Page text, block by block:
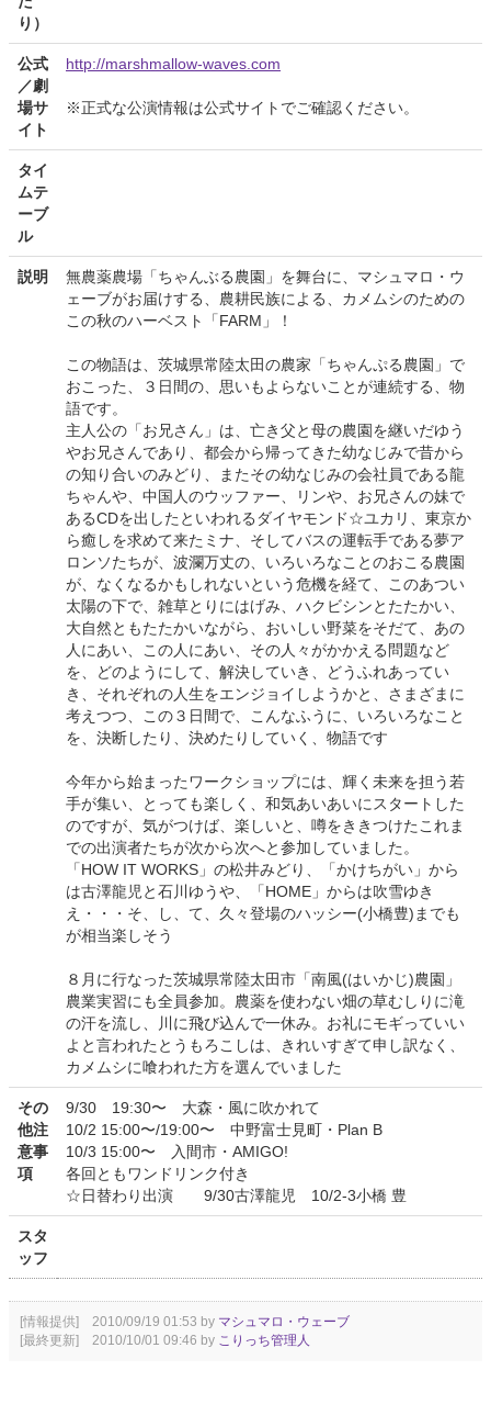
り）
公式
／劇
場サ
イト
http://marshmallow-waves.com
※正式な公演情報は公式サイトでご確認ください。
タイ
ムテ
ーブ
ル
説明
無農薬農場「ちゃんぶる農園」を舞台に、マシュマロ・ウ
ェーブがお届けする、農耕民族による、カメムシのための
この秋のハーベスト「FARM」！
この物語は、茨城県常陸太田の農家「ちゃんぷる農園」で
おこった、３日間の、思いもよらないことが連続する、物
語です。
主人公の「お兄さん」は、亡き父と母の農園を継いだゆう
やお兄さんであり、都会から帰ってきた幼なじみで昔から
の知り合いのみどり、またその幼なじみの会社員である龍
ちゃんや、中国人のウッファー、リンや、お兄さんの妹で
あるCDを出したといわれるダイヤモンド☆ユカリ、東京か
ら癒しを求めて来たミナ、そしてバスの運転手である夢ア
ロンソたちが、波瀾万丈の、いろいろなことのおこる農園
が、なくなるかもしれないという危機を経て、このあつい
太陽の下で、雑草とりにはげみ、ハクビシンとたたかい、
大自然ともたたかいながら、おいしい野菜をそだて、あの
人にあい、この人にあい、その人々がかかえる問題など
を、どのようにして、解決していき、どうふれあってい
き、それぞれの人生をエンジョイしようかと、さまざまに
考えつつ、この３日間で、こんなふうに、いろいろなこと
を、決断したり、決めたりしていく、物語です
今年から始まったワークショップには、輝く未来を担う若
手が集い、とっても楽しく、和気あいあいにスタートした
のですが、気がつけば、楽しいと、噂をききつけたこれま
での出演者たちが次から次へと参加していました。
「HOW IT WORKS」の松井みどり、「かけちがい」から
は古澤龍児と石川ゆうや、「HOME」からは吹雪ゆき
え・・・そ、し、て、久々登場のハッシー(小橋豊)までも
が相当楽しそう
８月に行なった茨城県常陸太田市「南風(はいかじ)農園」
農業実習にも全員参加。農薬を使わない畑の草むしりに滝
の汗を流し、川に飛び込んで一休み。お礼にモギっていい
よと言われたとうもろこしは、きれいすぎて申し訳なく、
カメムシに喰われた方を選んでいました
その
他注
意事
項
9/30 19:30〜 大森・風に吹かれて
10/2 15:00〜/19:00〜 中野富士見町・Plan B
10/3 15:00〜 入間市・AMIGO!
各回ともワンドリンク付き
☆日替わり出演 9/30古澤龍児 10/2-3小橋 豊
スタ
ッフ
[情報提供] 2010/09/19 01:53 by マシュマロ・ウェーブ
[最終更新] 2010/10/01 09:46 by こりっち管理人